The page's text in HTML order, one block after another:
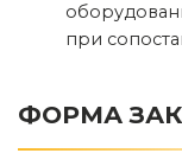
при
ФОРМА